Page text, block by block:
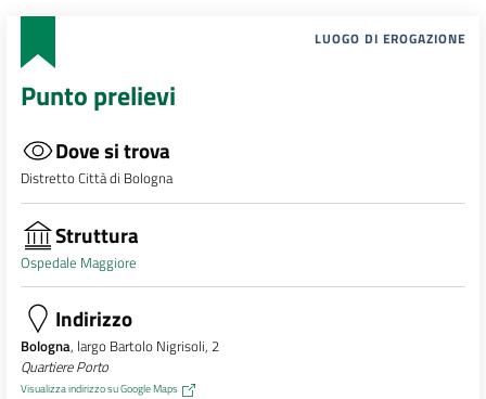
LUOGO DI EROGAZIONE
Punto prelievi
Dove si trova
Distretto Città di Bologna
Struttura
Ospedale Maggiore
Indirizzo
Bologna, largo Bartolo Nigrisoli, 2
Quartiere Porto
Visualizza indirizzo su Google Maps